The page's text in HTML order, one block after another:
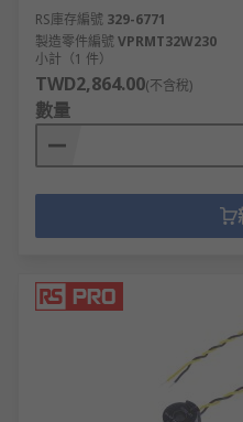
RS庫存編號 329-6771
製造零件編號VPRMT32W230
小計（1 件）
TWD2,864.00(不含稅)
數量